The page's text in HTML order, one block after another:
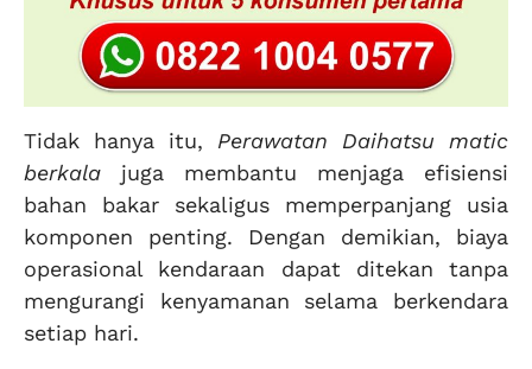
Tidak hanya itu, Perawatan Daihatsu matic
berkala juga membantu menjaga efisiensi
bahan bakar sekaligus memperpanjang usia
komponen penting. Dengan demikian, biaya
operasional kendaraan dapat ditekan tanpa
mengurangi kenyamanan selama berkendara
setiap hari.